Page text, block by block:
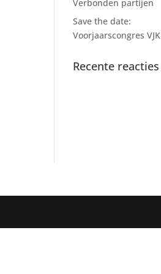
Verbonden partijen
Save the date:
Voorjaarscongres VJK
Recente reacties